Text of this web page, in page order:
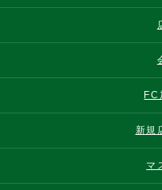
FC
新規
マ